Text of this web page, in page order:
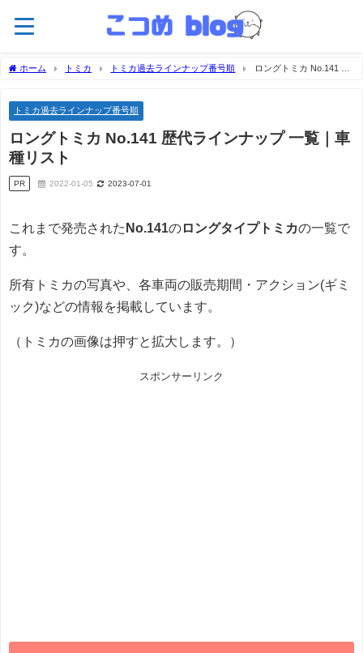
ホーム トミカ トミカ過去ラインナップ番号順
ロングトミカ No.141 歴
トミカ過去ラインナップ番号順
ロングトミカ No.141 歴代ラインナップ 一覧｜車
種リスト
PR 2022-01-05 2023-07-01
これまで発売された No.141 のロングタイプトミカの一覧で
す。
所有トミカの写真や、各車両の販売期間・アクション(ギミ
ック)などの情報を掲載しています。
（トミカの画像は押すと拡大します。）
スポンサーリンク